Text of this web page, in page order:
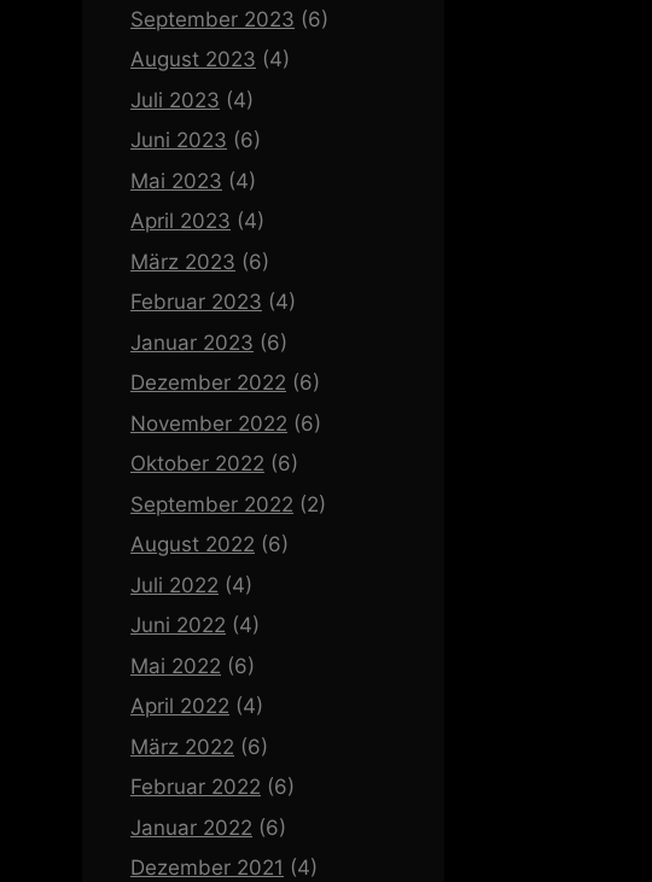
September 2023 (6)
August 2023 (4)
Juli 2023 (4)
Juni 2023 (6)
Mai 2023 (4)
April 2023 (4)
März 2023 (6)
Februar 2023 (4)
Januar 2023 (6)
Dezember 2022 (6)
November 2022 (6)
Oktober 2022 (6)
September 2022 (2)
August 2022 (6)
Juli 2022 (4)
Juni 2022 (4)
Mai 2022 (6)
April 2022 (4)
März 2022 (6)
Februar 2022 (6)
Januar 2022 (6)
Dezember 2021 (4)